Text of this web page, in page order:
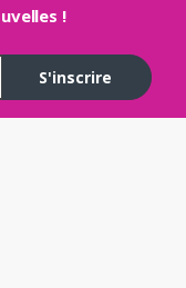
!
S'inscrire